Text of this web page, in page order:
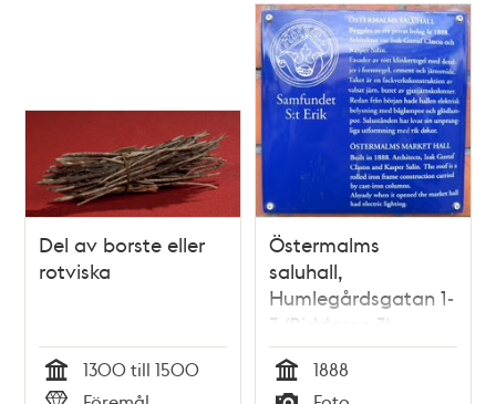
Del av borste eller
rotviska
Tid
1300 till 1500
Östermalms
saluhall,
Humlegårdsgatan 1-
3 (Riddaren 3)
Tid
1888